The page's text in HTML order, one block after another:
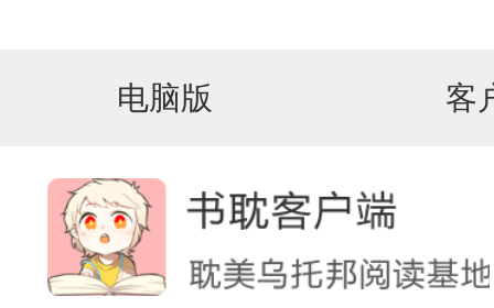
电脑版 客